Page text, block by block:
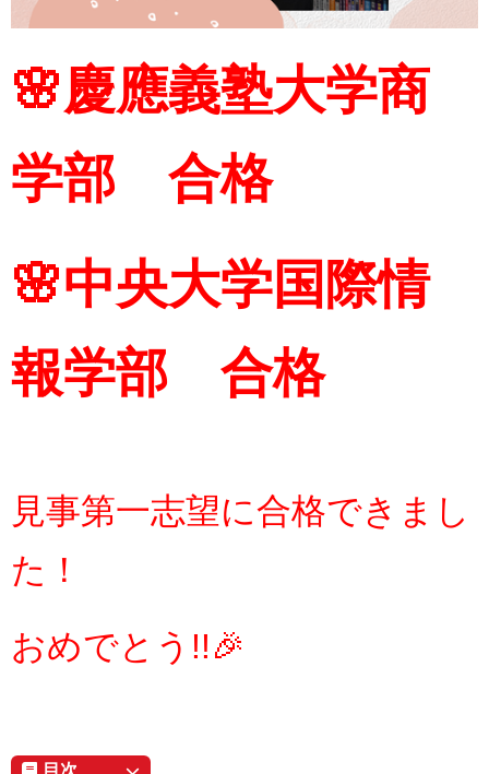
🌸慶應義塾大学商
学部 合格
🌸中央大学国際情
報学部 合格
見事第一志望に合格できまし
た！
おめでとう!!🎉